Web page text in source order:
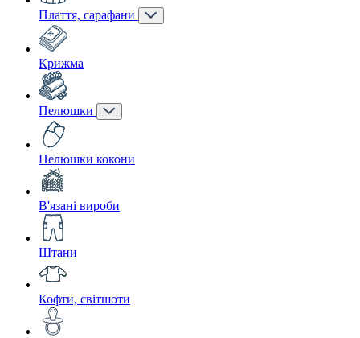
Плаття, сарафани
Крижма
Пелюшки
Пелюшки кокони
В'язані вироби
Штани
Кофти, світшоти